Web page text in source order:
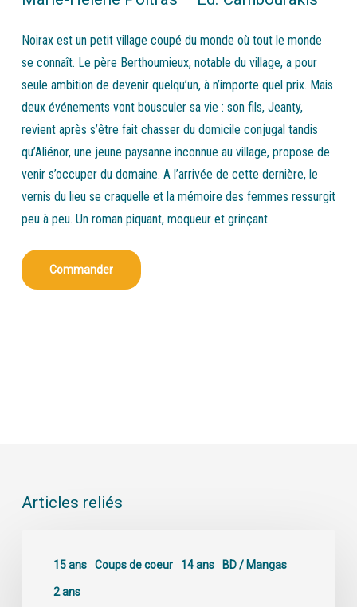
Noirax est un petit village coupé du monde où tout le monde
se connaît. Le père Berthoumieux, notable du village, a pour
seule ambition de devenir quelqu’un, à n’importe quel prix. Mais
deux événements vont bousculer sa vie : son fils, Jeanty,
revient après s’être fait chasser du domicile conjugal tandis
qu’Aliénor, une jeune paysanne inconnue au village, propose de
venir s’occuper du domaine. A l’arrivée de cette dernière, le
vernis du lieu se craquelle et la mémoire des femmes ressurgit
peu à peu. Un roman piquant, moqueur et grinçant.
Commander
Articles reliés
15 ans Coups de coeur 14 ans BD / Mangas
2 ans